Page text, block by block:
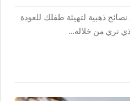
ذهبية لتهيئة طفلك للعودة
نري من خلاله...